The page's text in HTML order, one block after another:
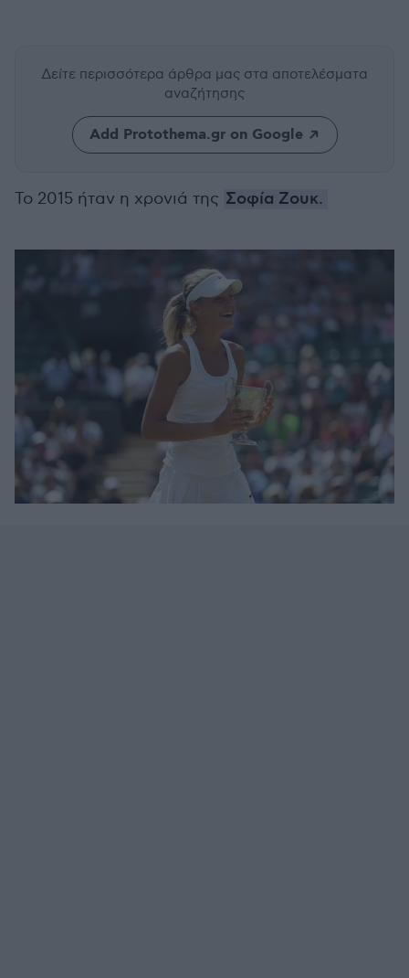
Δείτε περισσότερα άρθρα μας στα αποτελέσματα
αναζήτησης
Add Protothema.gr on Google
To 2015 ήταν η χρονιά της Σοφία Ζουκ.